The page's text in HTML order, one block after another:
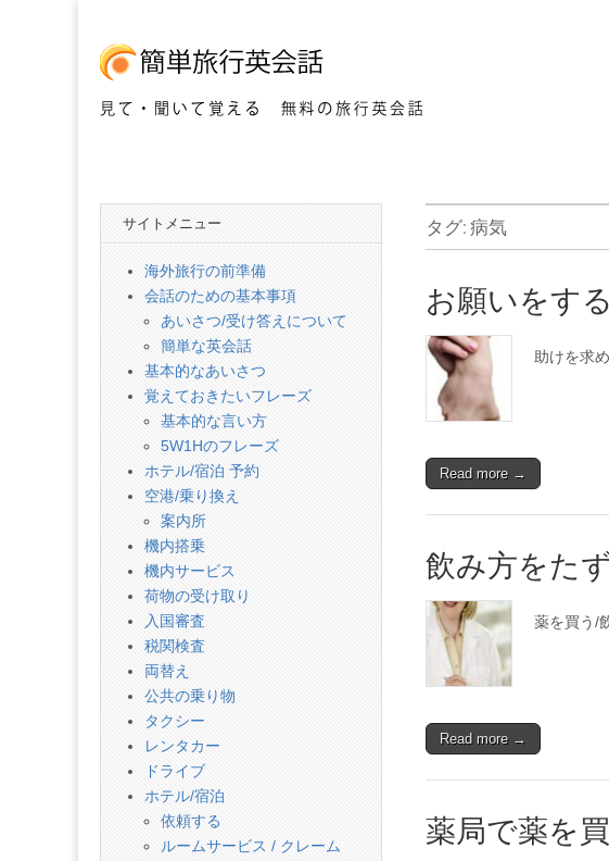
簡
単
旅
行
英
会
話
タグ:病気
お願いをする
助けを求
Read more →
飲み方をた
薬を買う/
Read more →
薬局で薬を
サイトメニュー
海外旅行の前準備
会話のための基本事項
あいさつ/受け答えについて
簡単な英会話
基本的なあいさつ
覚えておきたいフレーズ
基本的な言い方
5W1Hのフレーズ
ホテル/宿泊 予約
空港/乗り換え
案内所
機内搭乗
機内サービス
荷物の受け取り
入国審査
税関検査
両替え
公共の乗り物
タクシー
レンタカー
ドライブ
ホテル/宿泊
依頼する
ルームサービス / クレーム